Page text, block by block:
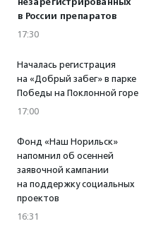
в России препаратов
17:30
Началась регистрация
на «Добрый забег» в парке
Победы на Поклонной горе
17:00
Фонд «Наш Норильск»
напомнил об осенней
заявочной кампании
на поддержку социальных
проектов
16:31